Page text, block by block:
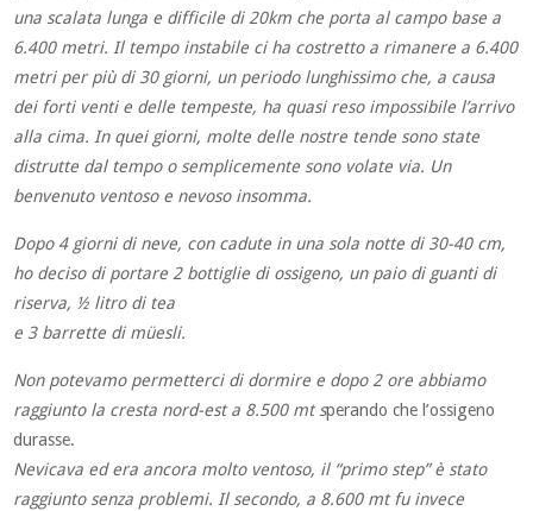
una scalata lunga e difficile di 20km che porta al campo base a
6.400 metri. Il tempo instabile ci ha costretto a rimanere a 6.400
metri per più di 30 giorni, un periodo lunghissimo che, a causa
dei forti venti e delle tempeste, ha quasi reso impossibile l’arrivo
alla cima. In quei giorni, molte delle nostre tende sono state
distrutte dal tempo osemplicemente sono volate via. Un
benvenuto ventoso e nevoso insomma.
Dopo 4 giorni di neve, con cadute in una sola notte di 30-40 cm,
ho deciso di portare 2 bottiglie di ossigeno, un paio di guanti di
riserva, ½ litro di tea
e 3 barrette di müesli.
Non potevamo permetterci di dormire e dopo 2 ore abbiamo
raggiunto la cresta nord-est a 8.500 mt sperando che l’ossigeno
durasse.
Nevicava ed era ancora molto ventoso, il “primo step” è stato
raggiunto senza problemi. Il secondo, a 8.600 mt fu invece